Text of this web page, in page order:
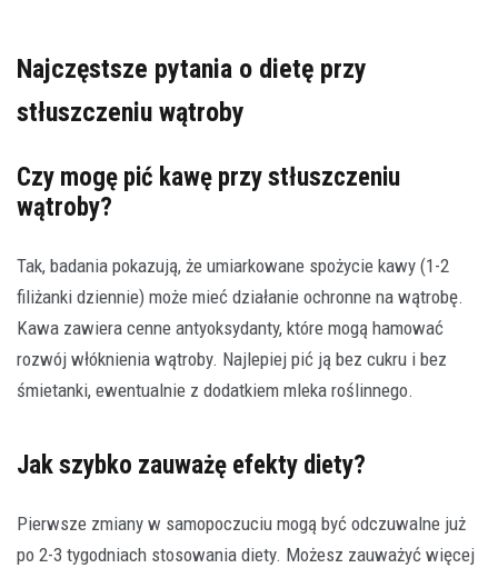
Najczęstsze pytania o dietę przy
stłuszczeniu wątroby
Czy mogę pić kawę przy stłuszczeniu
wątroby?
Tak, badania pokazują, że umiarkowane spożycie kawy (1-2
filiżanki dziennie) może mieć działanie ochronne na wątrobę.
Kawa zawiera cenne antyoksydanty, które mogą hamować
rozwój włóknienia wątroby. Najlepiej pić ją bez cukru i bez
śmietanki, ewentualnie z dodatkiem mleka roślinnego.
Jak szybko zauważę efekty diety?
Pierwsze zmiany w samopoczuciu mogą być odczuwalne już
po 2-3 tygodniach stosowania diety. Możesz zauważyć więcej